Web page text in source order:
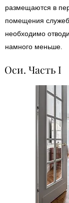
размещаются в
помещения
необходимо
намного меньше.
Оси. Часть I